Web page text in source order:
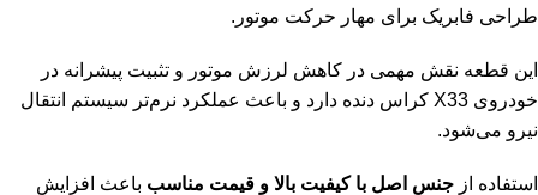
طراحی فابریک برای مهار حرکت موتور.
این قطعه نقش مهمی در کاهش لرزش موتور و تثبیت پیشرانه در
خودروی X33 کراس دنده دارد و باعث عملکرد نرم‌تر سیستم انتقال
نیرو می‌شود.
استفاده از جنس اصل با کیفیت بالا و قیمت مناسب باعث افزایش